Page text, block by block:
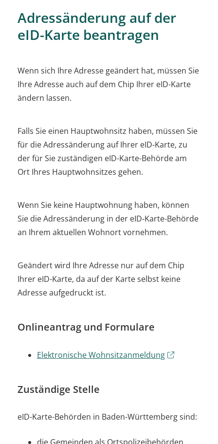
Adressänderung auf der
eID-Karte beantragen
Wenn sich Ihre Adresse geändert hat, müssen Sie
Ihre Adresse auch auf dem Chip Ihrer eID-Karte
ändern lassen.
Falls Sie einen Hauptwohnsitz haben, müssen Sie
für die Adressänderung auf Ihrer eID-Karte, zu
der für Sie zuständigen eID-Karte-Behörde am
Ort Ihres Hauptwohnsitzes gehen.
Wenn Sie keine Hauptwohnung haben, können
Sie die Adressänderung in der eID-Karte-Behörde
an Ihrem aktuellen Wohnort vornehmen.
Geändert wird Ihre Adresse nur auf dem Chip
Ihrer eID-Karte, da auf der Karte selbst keine
Adresse aufgedruckt ist.
Onlineantrag und Formulare
Elektronische Wohnsitzanmeldung
Zuständige Stelle
eID-Karte-Behörden in Baden-Württemberg sind: